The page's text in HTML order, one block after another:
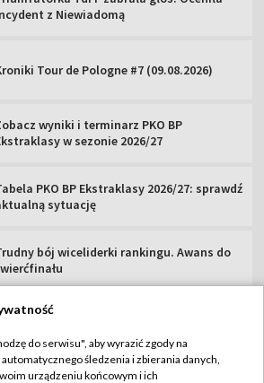
z Niewiadomą
Tour de Pologne #7 (09.08.2026)
wyniki i terminarz PKO BP
w sezonie 2026/27
PKO BP Ekstraklasy 2026/27: sprawdź
sytuację
bój wiceliderki rankingu. Awans do
TVP
do serwisu", aby wyrazić zgody na
śledzenia i zbierania danych,
urządzeniu końcowym i ich